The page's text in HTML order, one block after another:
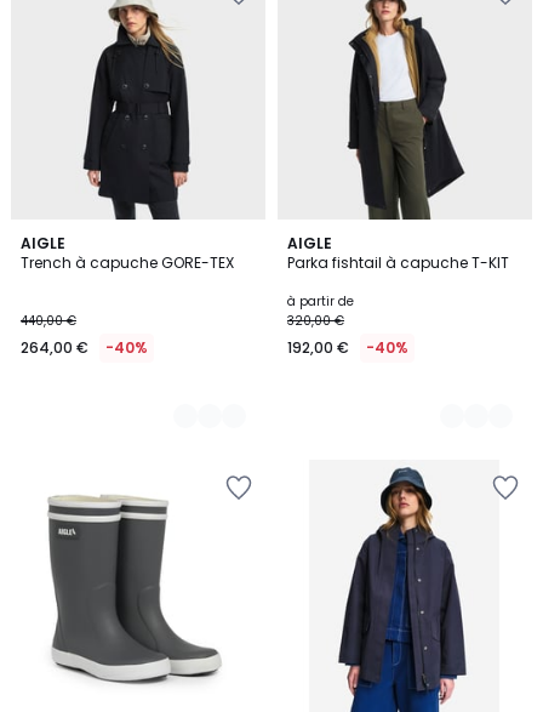
AIGLE
Trench à capuche GORE-TEX
440,00 €
264,00 € -40%
2
Couleurs
AIGLE
Parka fishtail à capuche T-KIT
à partir de
320,00 €
192,00 € -40%
4
Couleurs